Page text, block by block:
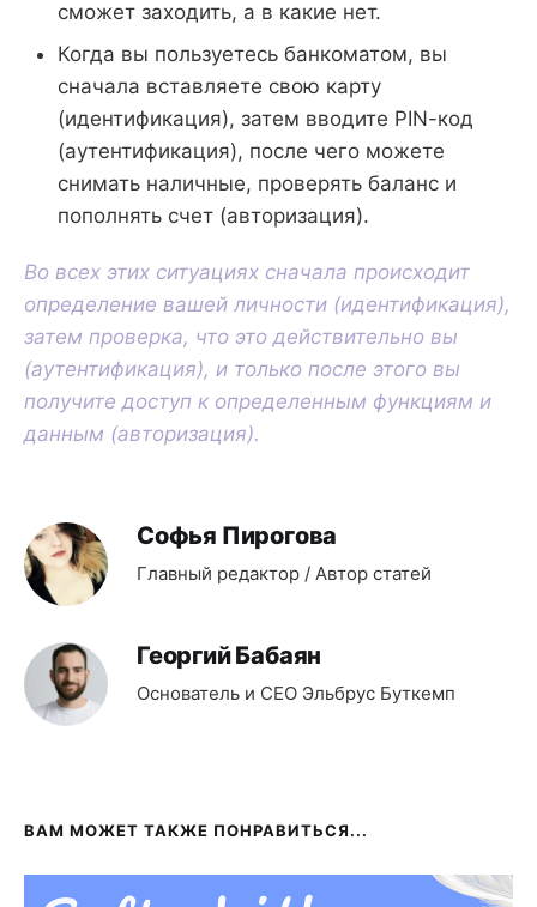
сможет заходить, а в какие нет.
Когда вы пользуетесь банкоматом, вы
сначала вставляете свою карту
(идентификация), затем вводите PIN-код
(аутентификация), после чего можете
снимать наличные, проверять баланс и
пополнять счет (авторизация).
Во всех этих ситуациях сначала происходит
определение вашей личности (идентификация),
затем проверка, что это действительно вы
(аутентификация), и только после этого вы
получите доступ к определенным функциям и
данным (авторизация).
Софья Пирогова
Главный редактор / Автор статей
Георгий Бабаян
Основатель и CEO Эльбрус Буткемп
ВАМ МОЖЕТ ТАКЖЕ ПОНРАВИТЬСЯ...